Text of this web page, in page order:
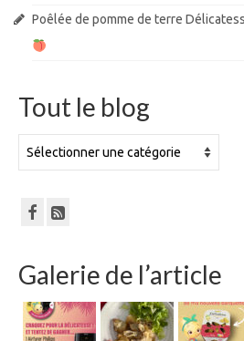
Poêlée de pomme de terre
Tout le blog
le
Galerie de l’article